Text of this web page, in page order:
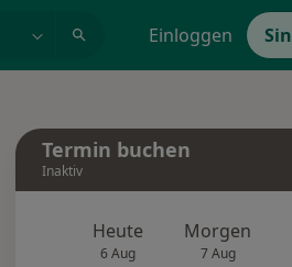
Einloggen
Termin buchen
Inaktiv
Heute
6 Aug
Morgen
7 Aug